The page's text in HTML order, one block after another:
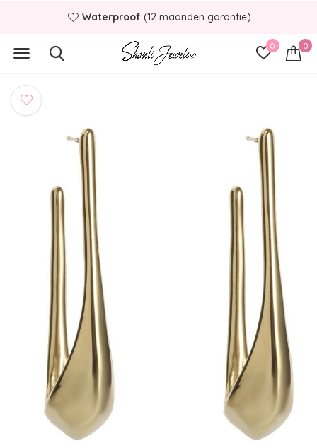
0 0
Waterproof (12 maanden garantie)